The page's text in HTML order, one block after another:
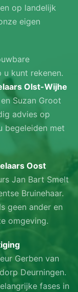
op landelijk
eigen
u kunt rekenen.
Olst-Wijhe
Suzan Groot
advies op
begeleiden met
Oost
Jan Bart Smelt
Bruinehaar.
geen ander en
omgeving.
Gerben van
Deurningen.
fases in